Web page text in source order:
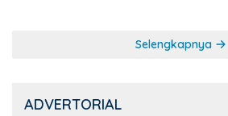
Selengkapnya
ADVERTORIAL